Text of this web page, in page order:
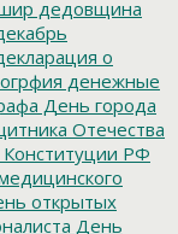
дедовщина
о
денежные
День города
Отечества
РФ
открытых
День